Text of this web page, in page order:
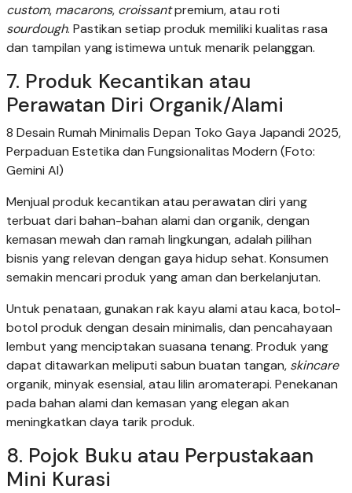
custom, macarons, croissantpremium, atau roti
sourdough. Pastikan setiap produk memiliki kualitas rasa
dan tampilan yang istimewa untuk menarik pelanggan.
7. Produk Kecantikan atau
Perawatan Diri Organik/Alami
8 Desain Rumah Minimalis Depan Toko Gaya Japandi 2025,
Perpaduan Estetika dan Fungsionalitas Modern (Foto:
Gemini AI)
Menjual produk kecantikan atau perawatan diri yang
terbuat dari bahan-bahan alami dan organik, dengan
kemasan mewah dan ramah lingkungan, adalah pilihan
bisnis yang relevan dengan gaya hidup sehat. Konsumen
semakin mencari produk yang aman dan berkelanjutan.
Untuk penataan, gunakan rak kayu alami atau kaca, botol-
botol produk dengan desain minimalis, dan pencahayaan
lembut yang menciptakan suasana tenang. Produk yang
dapat ditawarkan meliputi sabun buatan tangan, skincare
organik, minyak esensial, atau lilin aromaterapi. Penekanan
pada bahan alami dan kemasan yang elegan akan
meningkatkan daya tarik produk.
8. Pojok Buku atau Perpustakaan
Mini Kurasi